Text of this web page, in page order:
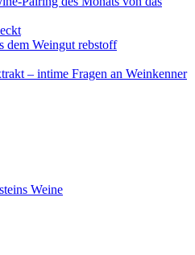
dem Weingut rebstoff
– intime Fragen an Weinkenner
Weine